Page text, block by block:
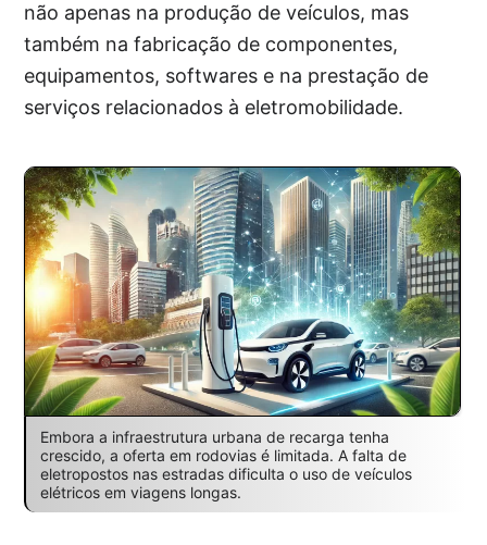
não apenas na produção de veículos, mas
também na fabricação de componentes,
equipamentos, softwares e na prestação de
serviços relacionados à eletromobilidade.
Embora a infraestrutura urbana de recarga tenha
crescido, a oferta em rodovias é limitada. A falta de
eletropostos nas estradas dificulta o uso de veículos
elétricos em viagens longas.